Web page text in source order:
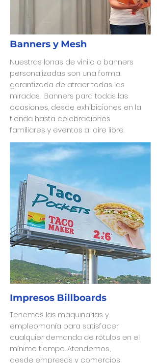
Nuestras lonas de vinilo o banners
personalizadas son una forma
garantizada de atraer todas las
miradas. Banners para todas las
ocasiones, desde exhibiciones en la
tienda hasta celebraciones
familiares y eventos al aire libre.
Tenemos las maquinarias y
empleomanía para satisfacer
cualquier demanda de rótulos en el
mínimo tiempo. Atendemos,
desde empresas y comercios
Banners y Mesh
Impresos Billboards